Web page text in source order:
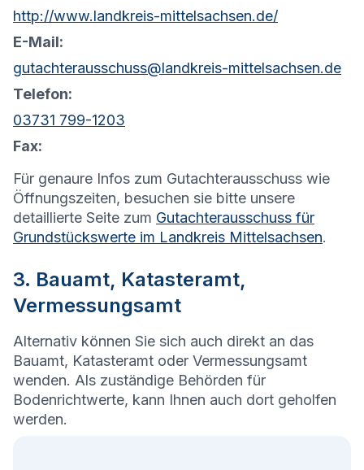
http://www.landkreis-mittelsachsen.de/
E-Mail:
gutachterausschuss@landkreis-mittelsachsen.de
Telefon:
03731 799-1203
Fax:
Für genaure Infos zum Gutachterausschuss wie
Öffnungszeiten, besuchen sie bitte unsere
detaillierte Seite zum Gutachterausschuss für
Grundstückswerte im Landkreis Mittelsachsen.
3. Bauamt, Katasteramt,
Vermessungsamt
Alternativ können Sie sich auch direkt an das
Bauamt, Katasteramt oder Vermessungsamt
wenden. Als zuständige Behörden für
Bodenrichtwerte, kann Ihnen auch dort geholfen
werden.